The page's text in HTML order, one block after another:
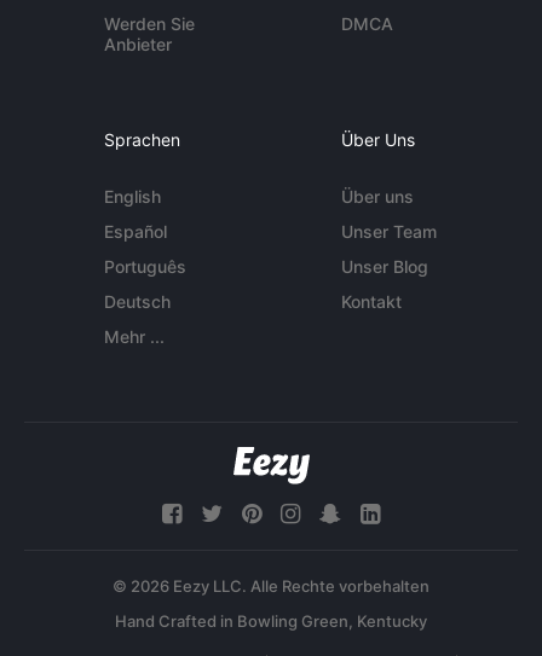
Werden Sie
Anbieter
DMCA
Sprachen
English
Español
Português
Deutsch
Mehr ...
Über Uns
Über uns
Unser Team
Unser Blog
Kontakt
© 2026 Eezy LLC. Alle Rechte vorbehalten